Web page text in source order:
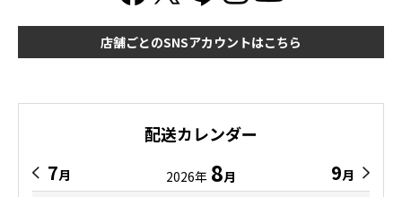
店舗ごとのSNSアカウントはこちら
配送カレンダー
7月 2026年 8月 9月